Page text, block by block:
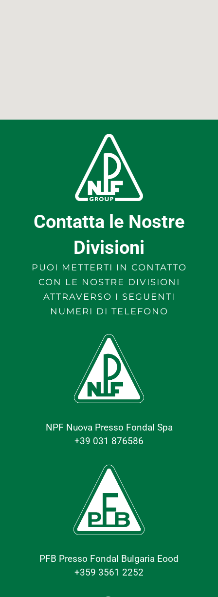
Contatta le Nostre
Divisioni
PUOI METTERTI IN CONTATTO
CON LE NOSTRE DIVISIONI
ATTRAVERSO I SEGUENTI
NUMERI DI TELEFONO
NPF Nuova Presso Fondal Spa
+39 031 876586
PFB Presso Fondal Bulgaria Eood
+359 3561 2252